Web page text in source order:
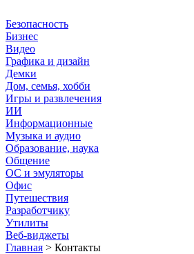
Безопасность
Бизнес
Видео
Графика и дизайн
Демки
Дом, семья, хобби
Игры и развлечения
ИИ
Информационные
Музыка и аудио
Образование, наука
Общение
ОС и эмуляторы
Офис
Путешествия
Разработчику
Утилиты
Веб-виджеты
Главная > Контакты